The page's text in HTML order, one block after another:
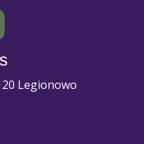
Legionowo